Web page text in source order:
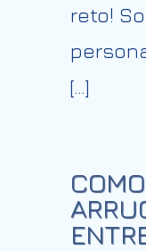
reto!
[…]